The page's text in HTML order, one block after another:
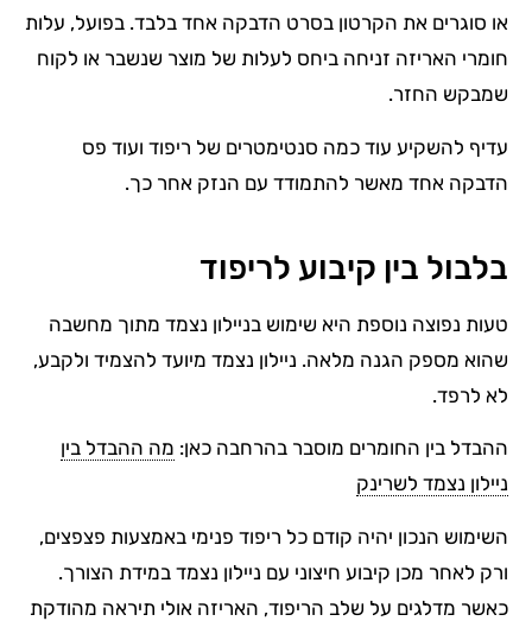
או סוגרים את הקרטון בסרט הדבקה אחד בלבד. בפועל, עלות
חומרי האריזה זניחה ביחס לעלות של מוצר שנשבר או לקוח
שמבקש החזר.
עדיף להשקיע עוד כמה סנטימטרים של ריפוד ועוד פס
הדבקה אחד מאשר להתמודד עם הנזק אחר כך.
בלבול בין קיבוע לריפוד
טעות נפוצה נוספת היא שימוש בניילון נצמד מתוך מחשבה
שהוא מספק הגנה מלאה. ניילון נצמד מיועד להצמיד ולקבע,
לא לרפד.
ההבדל בין החומרים מוסבר בהרחבה כאן: מה ההבדל בין
ניילון נצמד לשרינק
השימוש הנכון יהיה קודם כל ריפוד פנימי באמצעות פצפצים,
ורק לאחר מכן קיבוע חיצוני עם ניילון נצמד במידת הצורך.
כאשר מדלגים על שלב הריפוד, האריזה אולי תיראה מהודקת